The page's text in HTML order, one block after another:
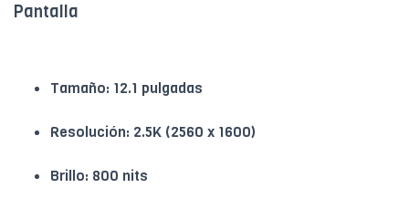
Pantalla
Tamaño: 12.1 pulgadas
Resolución: 2.5K (2560 x 1600)
Brillo: 800 nits